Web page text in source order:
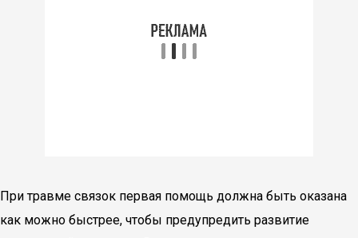
При травме связок первая помощь должна быть оказана
как можно быстрее, чтобы предупредить развитие